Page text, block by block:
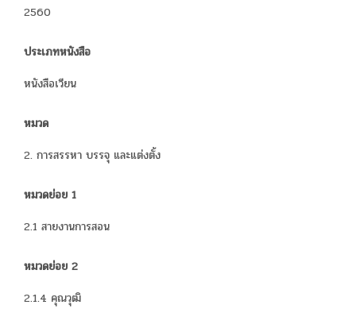
2560
ประเภทหนังสือ
หนังสือเวียน
หมวด
2. การสรรหา บรรจุ และแต่งตั้ง
หมวดย่อย 1
2.1 สายงานการสอน
หมวดย่อย 2
2.1.4 คุณวุฒิ